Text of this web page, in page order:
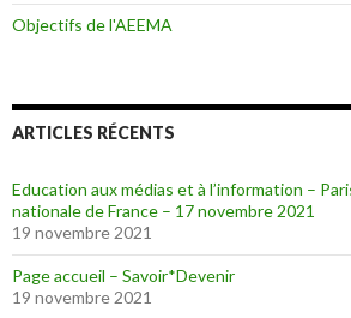
Objectifs de l'AEEMA
ARTICLES RÉCENTS
Education aux médias et à l’information –
nationale de France – 17 novembre 2021
19 novembre 2021
Page accueil – Savoir*Devenir
19 novembre 2021